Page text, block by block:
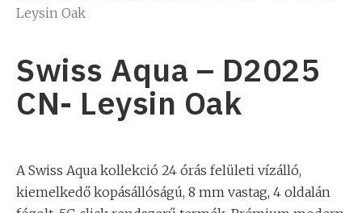
Leysin Oak
Swiss Aqua – D2025
CN- Leysin Oak
A Swiss Aqua kollekció 24 órás felületi vízálló,
kiemelkedő kopásállóságú, 8 mm vastag, 4 oldalán